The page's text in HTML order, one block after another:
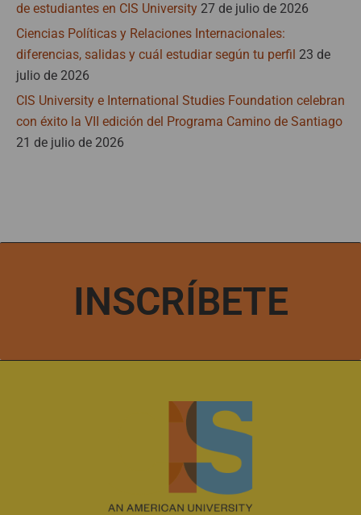
de estudiantes en CIS University 27 de julio de 2026
Ciencias Políticas y Relaciones Internacionales:
diferencias, salidas y cuál estudiar según tu perfil 23 de
julio de 2026
CIS University e International Studies Foundation celebran
con éxito la VII edición del Programa Camino de Santiago
21 de julio de 2026
INSCRÍBETE